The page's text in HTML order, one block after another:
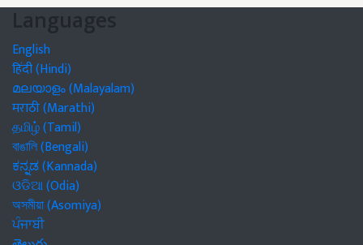
Languages
English
हिंदी (Hindi)
മലയാളം (Malayalam)
मराठी (Marathi)
தமிழ் (Tamil)
বাঙালি (Bengali)
ಕನ್ನಡ (Kannada)
ଓଡିଆ (Odia)
অসমীয়া (Asomiya)
ਪੰਜਾਬੀ